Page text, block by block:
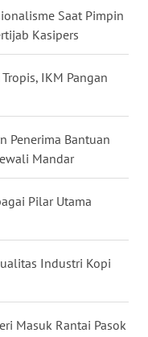
Saat Pimpin
Kasipers
IKM Pangan
Penerima Bantuan
Mandar
Pilar Utama
Industri Kopi
Masuk Rantai Pasok